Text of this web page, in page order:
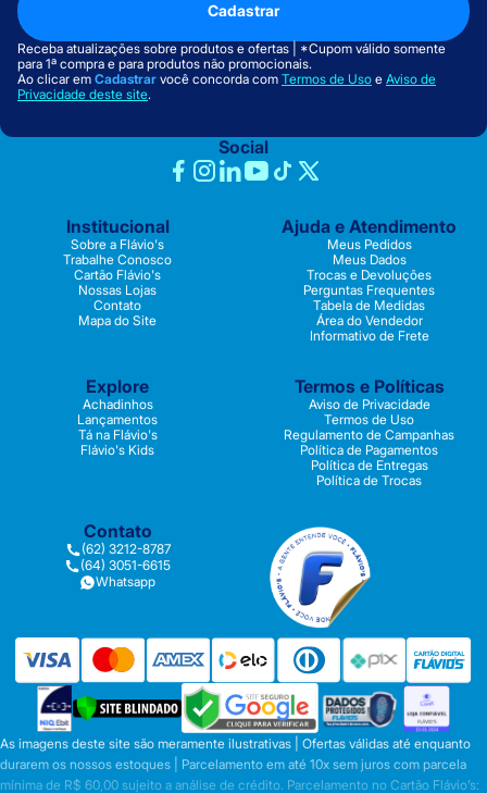
Cadastrar
Receba atualizações sobre produtos e ofertas | *Cupom válido somente
para 1ª compra e para produtos não promocionais.
Ao clicar em Cadastrar você concorda com Termos de Uso e Aviso de
Privacidade deste site.
Social
Institucional
Sobre a Flávio's
Trabalhe Conosco
Cartão Flávio's
Nossas Lojas
Contato
Mapa do Site
Ajuda e Atendimento
Meus Pedidos
Meus Dados
Trocas e Devoluções
Perguntas Frequentes
Tabela de Medidas
Área do Vendedor
Informativo de Frete
Explore
Achadinhos
Lançamentos
Tá na Flávio's
Flávio's Kids
Termos e Políticas
Aviso de Privacidade
Termos de Uso
Regulamento de Campanhas
Política de Pagamentos
Política de Entregas
Política de Trocas
Contato
(62) 3212-8787
(64) 3051-6615
Whatsapp
As imagens deste site são meramente ilustrativas | Ofertas válidas até enquanto
durarem os nossos estoques | Parcelamento em até 10x sem juros com parcela
mínima de R$ 60,00 sujeito a análise de crédito. Parcelamento no Cartão Flávio’s: